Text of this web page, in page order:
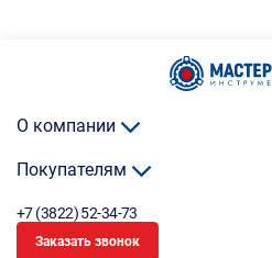
О компании
Покупателям
+7 (3822) 52-34-73
Заказать звонок